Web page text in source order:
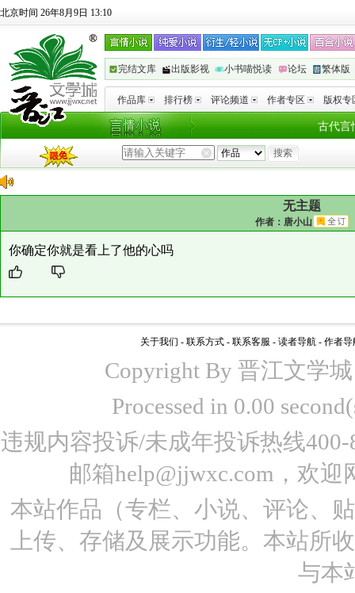
北京时间 26年8月9日 13:10
完结文库 出版影视 小书喵悦读 论坛 繁体版
作品库 排行榜 评论频道 作者专区 版权专
古代言
无主题
作者： 唐小山
你确定你就是看上了他的心吗
关于我们 - 联系方式 - 联系客服 - 读者导航 - 作者导
Copyright By 晋江文学
Processed in 0.00
违规内容投诉/未成年投诉热线
邮箱help@jjwxc.com，欢
本站作品（专栏、小说、评论、
上传、存储及展示功能。本站所
与本